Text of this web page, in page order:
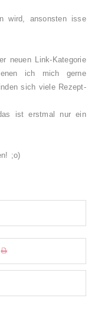
wird, ansonsten isse
neuen Link-Kategorie
ich mich gerne
sich viele Rezept-
ist erstmal nur ein
;o)